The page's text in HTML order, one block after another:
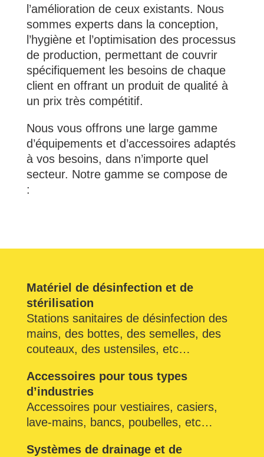
l’amélioration de ceux existants. Nous
sommes experts dans la conception,
l’hygiène et l’optimisation des processus
de production, permettant de couvrir
spécifiquement les besoins de chaque
client en offrant un produit de qualité à
un prix très compétitif.
Nous vous offrons une large gamme
d’équipements et d’accessoires adaptés
à vos besoins, dans n’importe quel
secteur. Notre gamme se compose de
:
Matériel de désinfection et de
stérilisation
Stations sanitaires de désinfection des
mains, des bottes, des semelles, des
couteaux, des ustensiles, etc…
Accessoires pour tous types
d’industries
Accessoires pour vestiaires, casiers,
lave-mains, bancs, poubelles, etc…
Systèmes de drainage et de